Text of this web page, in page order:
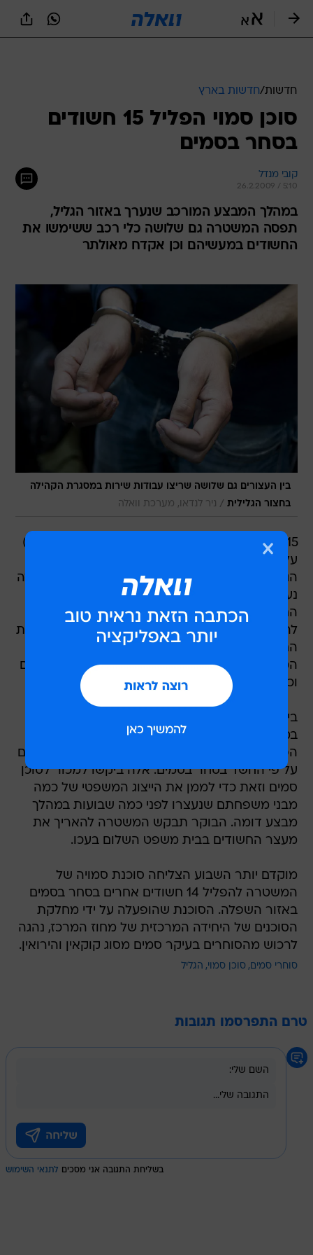
חדשות/חדשות בארץ
סוכן סמוי הפליל 15 חשודים
בסחר בסמים
קובי מנדל
26.2.2009 / 5:10
במהלך המבצע המורכב שנערך באזור הגליל,
תפסה המשטרה גם שלושה כלי רכב ששימשו את
החשודים במעשיהם וכן אקדח מאולתר
בין העצורים גם שלושה שריצו עבודות שירות במסגרת הקהילה
בחצור הגלילית / ניר לנדאו, מערכת וואלה
15 חשודים בסחר בסמים נעצרו לפנות בוקר (חמישי)
על ידי שוטרי משטרת מרחב הגליל באזור חצור
הגלילית, הכפר טובא-זנגריה וכרמיאל. מבצע הלכידה
נערך בתום פעילות של סוכן סמוי שרכש במהלך
החודשים האחרונים את הסמים מהחשודים והצליח
להפליל 19 מהם. המשטרה פועלת לאתר את ארבעת
החשודים שעדיין לא נתפסו. במהלך המבצע תפסה
המשטרה גם שלושה כלי רכב ששימשו את החשודים
וכן אקדח מאולתר.
בין העצורים גם שלושה שריצו עבודות שירות
במסגרת הקהילה בחצור הגלילית. הסוכן הסמוי
הפליל גם בני משפחה מהכפר דיר אל אסד העוסקים
על פי החשד בסחר בסמים. אלה ביקשו למכור לסוכן
סמים וזאת כדי לממן את הייצוג המשפטי של כמה
מבני משפחתם שנעצרו לפני כמה שבועות במהלך
מבצע דומה. הבוקר תבקש המשטרה להאריך את
מעצר החשודים בבית משפט השלום בעכו.
מוקדם יותר השבוע הצליחה סוכנת סמויה של
המשטרה להפליל 14 חשודים אחרים בסחר בסמים
באזור השפלה. הסוכנת שהופעלה על ידי מחלקת
הסוכנים של היחידה המרכזית של מחוז המרכז, נהגה
לרכוש מהסוחרים בעיקר סמים מסוג קוקאין והירואין.
סוחרי סמים סוכן סמוי הגליל
טרם התפרסמו תגובות
בשליחת התגובה אני מסכים לתנאי השימוש